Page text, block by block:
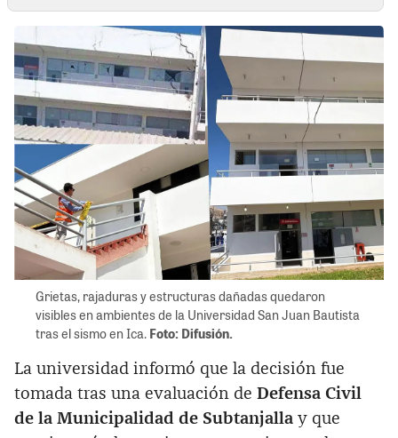
Grietas, rajaduras y estructuras dañadas quedaron
visibles en ambientes de la Universidad San Juan Bautista
tras el sismo en Ica. Foto: Difusión.
La universidad informó que la decisión fue
tomada tras una evaluación de Defensa Civil
de la Municipalidad de Subtanjalla y que